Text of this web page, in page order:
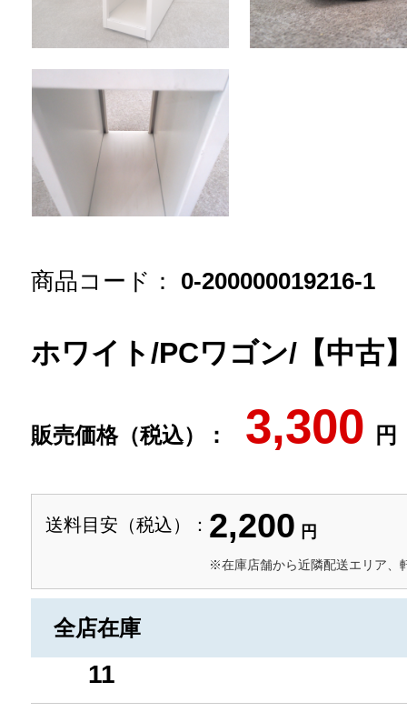
商品コード： 0-200000019216-1
ホワイト/PCワゴン/【中古
販売価格（税込）： 3,300 円
送料目安（税込）： 2,200 円
※在庫店舗から近隣配送エリア、
全店在庫
11